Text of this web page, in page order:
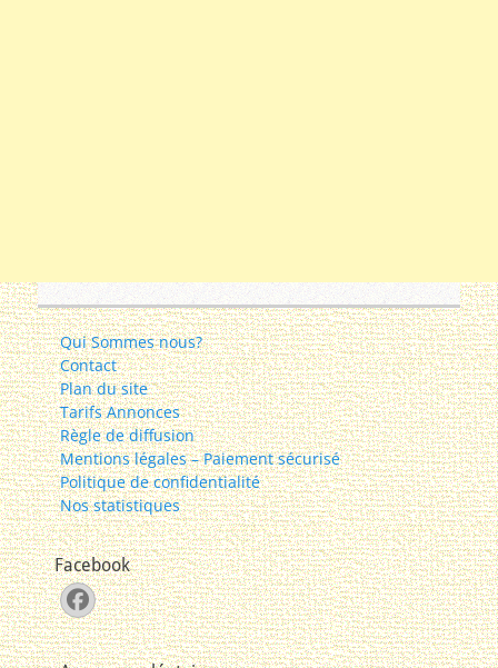
Qui Sommes nous?
Contact
Plan du site
Tarifs Annonces
Règle de diffusion
Mentions légales – Paiement sécurisé
Politique de confidentialité
Nos statistiques
Facebook
Facebook